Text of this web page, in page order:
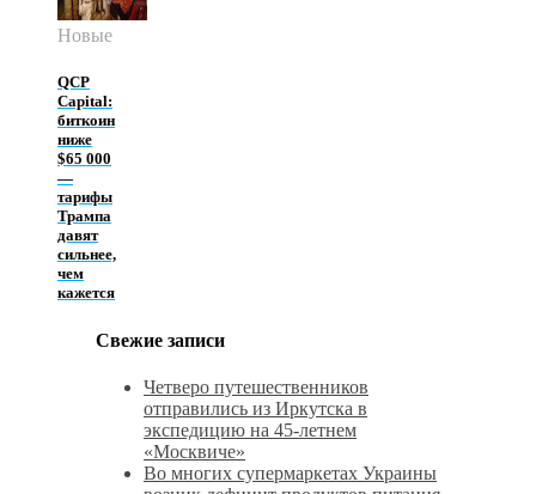
Новые
QCP
Capital:
биткоин
ниже
$65 000
—
тарифы
Трампа
давят
сильнее,
чем
кажется
Свежие записи
Четверо путешественников
отправились из Иркутска в
экспедицию на 45-летнем
«Москвиче»
Во многих супермаркетах Украины